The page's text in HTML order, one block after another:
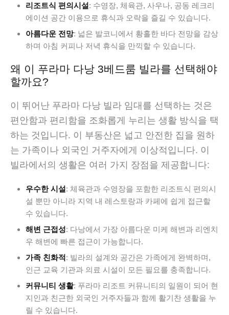
리조트식 편의시설: 수영장, 체육관, 사우나, 공동 레크리
에이션 공간 이용으로 휴식과 오락을 즐길 수 있습니다.
아름다운 전망: 넓은 발코니에서 황홀한 바다 전망을 감상
하며 아침 커피나 저녁 휴식을 만끽할 수 있습니다.
왜 이 푸라마 다낭 3베드룸 빌라를 선택해야
할까요?
이 뛰어난 푸라마 다낭 빌라 임대를 선택하는 것은
편안함과 편리함을 조화롭게 누리는 생활 방식을 택
하는 것입니다. 이 부동산은 넓고 안전한 집을 원하
는 가족이나 외국인 거주자에게 이상적입니다. 이
빌라에서의 생활은 여러 가지 장점을 제공합니다:
우수한 시설: 체육관과 수영장을 포함한 리조트식 편의시
설 뿐만 아니라 지역 내 레스토랑과 카페에 쉽게 접근할
수 있습니다.
해변 근접성: 다낭에서 가장 아름다운 미케 해변과 리엔치
우 해변에 빠른 접근이 가능합니다.
가족 친화적: 빌라의 설계와 공간은 가족에게 완벽하며,
인근 교육 기관과 의료 시설이 모든 필요를 충족합니다.
커뮤니티 생활: 푸라마 리조트 커뮤니티의 일원이 되어 현
지인과 친근한 외국인 거주자들과 함께 활기찬 생활을 누
릴 수 있습니다.